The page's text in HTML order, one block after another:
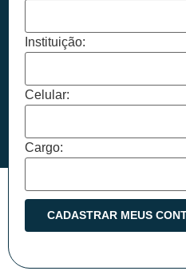
Instituição:
Celular:
Cargo: